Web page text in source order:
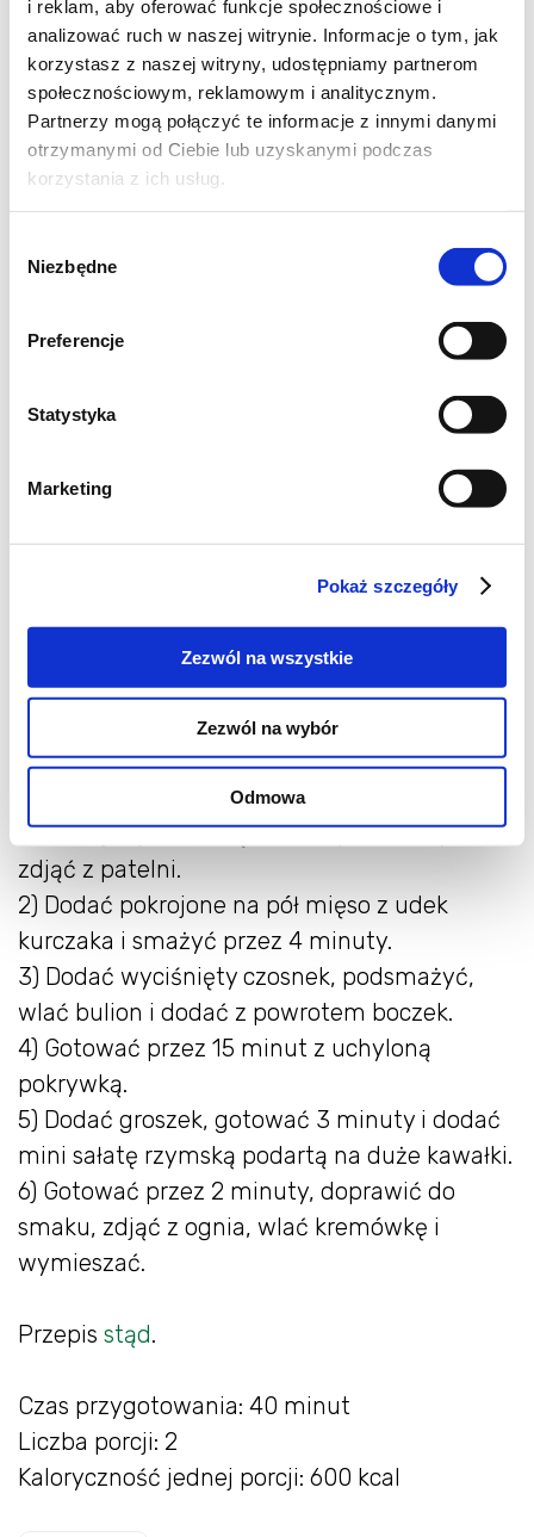
i reklam, aby oferować funkcje społecznościowe i
analizować ruch w naszej witrynie. Informacje o tym, jak
korzystasz z naszej witryny, udostępniamy partnerom
społecznościowym, reklamowym i analitycznym.
Partnerzy mogą połączyć te informacje z innymi danymi
otrzymanymi od Ciebie lub uzyskanymi podczas
korzystania z ich usług.
zgody
Niezbędne
Preferencje
Statystyka
Marketing
Pokaż szczegóły
Zezwól na wszystkie
Zezwól na wybór
Odmowa
Jednogarnkowe danie we francuskim stylu -
rzymską. Delikatne, ale bardzo smakowite. To
prosta w przygotowaniu, a zarazem świeża i
rzymskiej.
sałatą rzymską i groszkiem
- 500g mięsa z udek kurczaka
- 200ml bulionu lub wody
- 250g mrożonego groszku
- 1 mini sałata rzymska
- 3 łyżki śmietany kremówki
- sól, pieprz
1) Pokrojony w kostkę boczek podsmażyć i
zdjąć z patelni.
2) Dodać pokrojone na pół mięso z udek
kurczaka i smażyć przez 4 minuty.
3) Dodać wyciśnięty czosnek, podsmażyć,
wlać bulion i dodać z powrotem boczek.
4) Gotować przez 15 minut z uchyloną
pokrywką.
5) Dodać groszek, gotować 3 minuty i dodać
mini sałatę rzymską podartą na duże kawałki.
6) Gotować przez 2 minuty, doprawić do
smaku, zdjąć z ognia, wlać kremówkę i
wymieszać.
Przepis stąd.
Czas przygotowania: 40 minut
Liczba porcji: 2
Kaloryczność jednej porcji: 600 kcal